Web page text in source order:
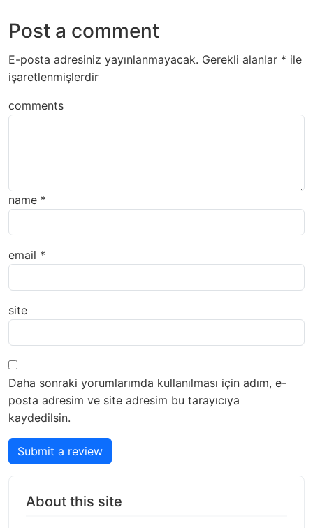
Post a comment
E-posta adresiniz yayınlanmayacak. Gerekli alanlar * ile
işaretlenmişlerdir
comments
name *
email *
site
Daha sonraki yorumlarımda kullanılması için adım, e-
posta adresim ve site adresim bu tarayıcıya
kaydedilsin.
Submit a review
About this site